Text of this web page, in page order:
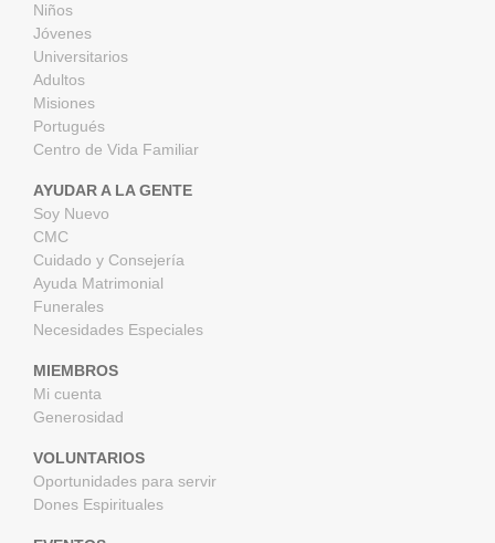
Niños
Jóvenes
Universitarios
Adultos
Misiones
Portugués
Centro de Vida Familiar
AYUDAR A LA GENTE
Soy Nuevo
CMC
Cuidado y Consejería
Ayuda Matrimonial
Funerales
Necesidades Especiales
MIEMBROS
Mi cuenta
Generosidad
VOLUNTARIOS
Oportunidades para servir
Dones Espirituales